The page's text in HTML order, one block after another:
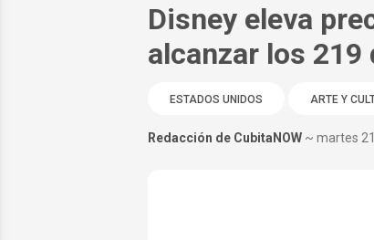
Disney eleva
alcanzar los 219
ESTADOS UNIDOS ARTE Y
Redacción de CubitaNOW ~ martes